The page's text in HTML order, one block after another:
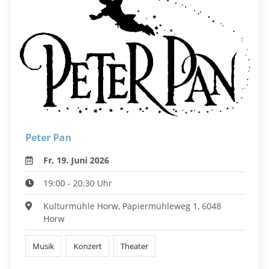
Peter Pan
Fr, 19. Juni 2026
19:00 - 20:30 Uhr
Kulturmühle Horw, Papiermühleweg 1, 6048
Horw
Musik Konzert Theater